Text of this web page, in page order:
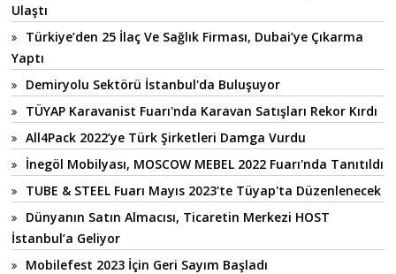
Ulaştı
Türkiye’den 25 İlaç Ve Sağlık Firması, Dubai’ye Çıkarma
Yaptı
Demiryolu Sektörü İstanbul'da Buluşuyor
TÜYAP Karavanist Fuarı'nda Karavan Satışları Rekor Kırdı
All4Pack 2022’ye Türk Şirketleri Damga Vurdu
İnegöl Mobilyası, MOSCOW MEBEL 2022 Fuarı'nda Tanıtıldı
TUBE & STEEL Fuarı Mayıs 2023'te Tüyap'ta Düzenlenecek
Dünyanın Satın Almacısı, Ticaretin Merkezi HOST
İstanbul’a Geliyor
Mobilefest 2023 İçin Geri Sayım Başladı